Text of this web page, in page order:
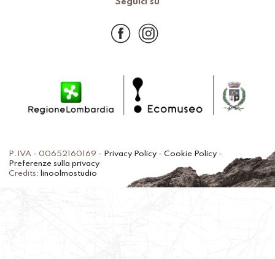
P.IVA - 00652160169 - Privacy Policy -Cookie Policy -
Preferenze sulla privacy
Credits: linoolmostudio